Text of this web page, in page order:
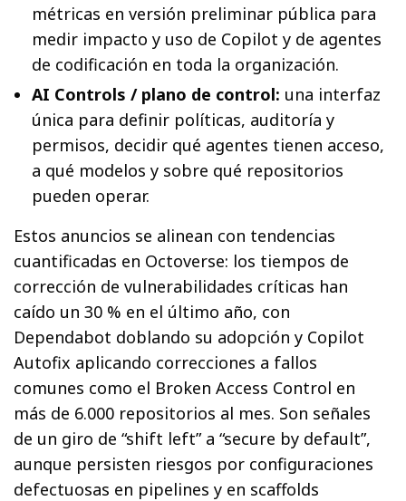
métricas en versión preliminar pública para
medir impacto y uso de Copilot y de agentes
de codificación en toda la organización.
AI Controls / plano de control: una interfaz
única para definir políticas, auditoría y
permisos, decidir qué agentes tienen acceso,
a qué modelos y sobre qué repositorios
pueden operar.
Estos anuncios se alinean con tendencias
cuantificadas en Octoverse: los tiempos de
corrección de vulnerabilidades críticas han
caído un 30 % en el último año, con
Dependabot doblando su adopción y Copilot
Autofix aplicando correcciones a fallos
comunes como el Broken Access Control en
más de 6.000 repositorios al mes. Son señales
de un giro de “shift left” a “secure by default”,
aunque persisten riesgos por configuraciones
defectuosas en pipelines y en scaffolds